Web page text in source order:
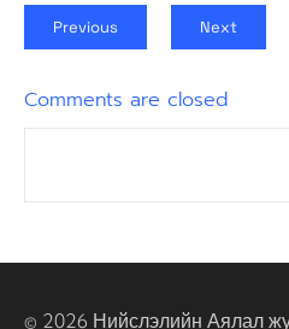
Previous Next
Comments are closed
© 2026 Нийслэлийн Аялал